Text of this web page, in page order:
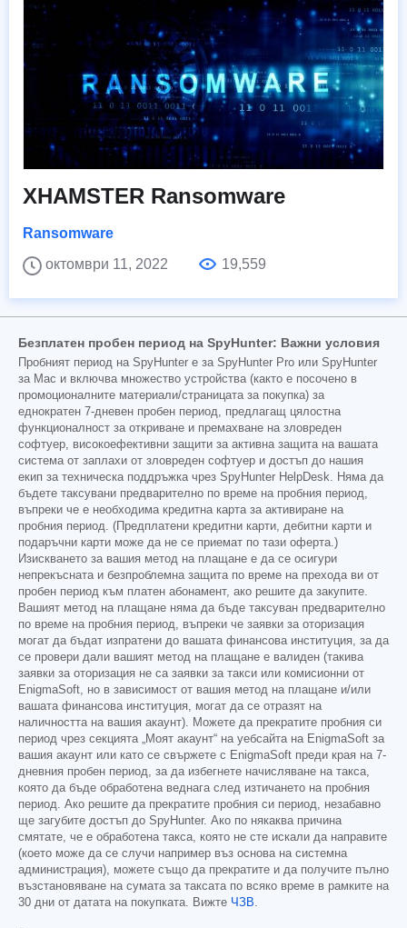
XHAMSTER Ransomware
Ransomware
октомври 11, 2022
19,559
Безплатен пробен период на SpyHunter: Важни условия
Пробният период на SpyHunter е за SpyHunter Pro или SpyHunter
за Mac и включва множество устройства (както е посочено в
промоционалните материали/страницата за покупка) за
еднократен 7-дневен пробен период, предлагащ цялостна
функционалност за откриване и премахване на зловреден
софтуер, високоефективни защити за активна защита на вашата
система от заплахи от зловреден софтуер и достъп до нашия
екип за техническа поддръжка чрез SpyHunter HelpDesk. Няма да
бъдете таксувани предварително по време на пробния период,
въпреки че е необходима кредитна карта за активиране на
пробния период. (Предплатени кредитни карти, дебитни карти и
подаръчни карти може да не се приемат по тази оферта.)
Изискването за вашия метод на плащане е да се осигури
непрекъсната и безпроблемна защита по време на прехода ви от
пробен период към платен абонамент, ако решите да закупите.
Вашият метод на плащане няма да бъде таксуван предварително
по време на пробния период, въпреки че заявки за оторизация
могат да бъдат изпратени до вашата финансова институция, за да
се провери дали вашият метод на плащане е валиден (такива
заявки за оторизация не са заявки за такси или комисионни от
EnigmaSoft, но в зависимост от вашия метод на плащане и/или
вашата финансова институция, могат да се отразят на
наличността на вашия акаунт). Можете да прекратите пробния си
период чрез секцията „Моят акаунт“ на уебсайта на EnigmaSoft за
вашия акаунт или като се свържете с EnigmaSoft преди края на 7-
дневния пробен период, за да избегнете начисляване на такса,
която да бъде обработена веднага след изтичането на пробния
период. Ако решите да прекратите пробния си период, незабавно
ще загубите достъп до SpyHunter. Ако по някаква причина
смятате, че е обработена такса, която не сте искали да направите
(което може да се случи например въз основа на системна
администрация), можете също да прекратите и да получите пълно
възстановяване на сумата за таксата по всяко време в рамките на
30 дни от датата на покупката. Вижте ЧЗВ.